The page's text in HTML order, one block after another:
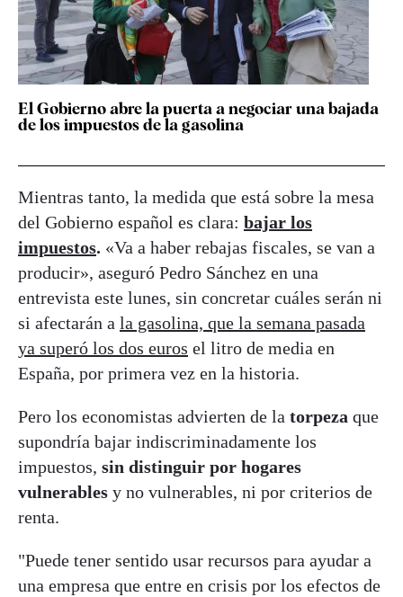
El Gobierno abre la puerta a negociar una bajada
de los impuestos de la gasolina
Mientras tanto, la medida que está sobre la mesa
del Gobierno español es clara: bajar los
impuestos. «Va a haber rebajas fiscales, se van a
producir», aseguró Pedro Sánchez en una
entrevista este lunes, sin concretar cuáles serán ni
si afectarán a la gasolina, que la semana pasada
ya superó los dos euros el litro de media en
España, por primera vez en la historia.
Pero los economistas advierten de la torpeza que
supondría bajar indiscriminadamente los
impuestos, sin distinguir por hogares
vulnerables y no vulnerables, ni por criterios de
renta.
"Puede tener sentido usar recursos para ayudar a
una empresa que entre en crisis por los efectos de